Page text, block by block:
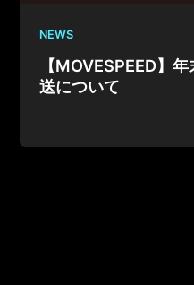
NEWS
【MOVESPEED】
送について